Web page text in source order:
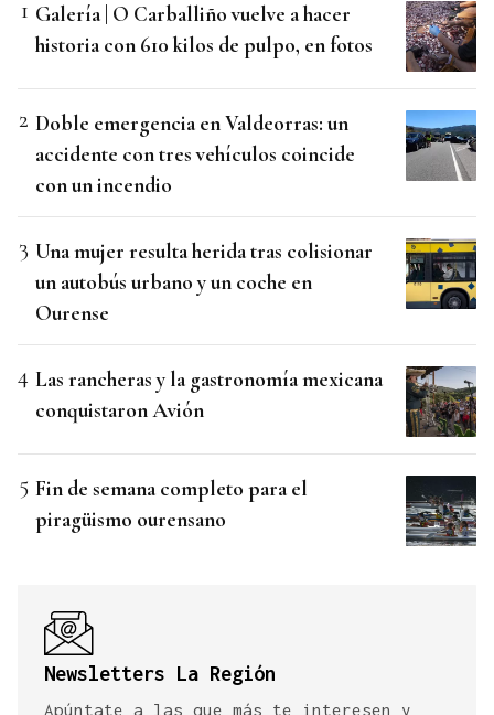
Galería | O Carballiño vuelve a hacer
historia con 610 kilos de pulpo, en fotos
Doble emergencia en Valdeorras: un
accidente con tres vehículos coincide
con un incendio
Una mujer resulta herida tras colisionar
un autobús urbano y un coche en
Ourense
Las rancheras y la gastronomía mexicana
conquistaron Avión
Fin de semana completo para el
piragüismo ourensano
Newsletters La Región
Apúntate a las que más te interesen y